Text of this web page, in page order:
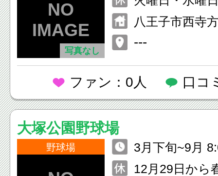
写真なし
八王子市西寺
---
ファン：0人 口コ
大塚公園野球場
野球場
3月下旬~9月 8:00~18:00 10~
12月
12月29日から